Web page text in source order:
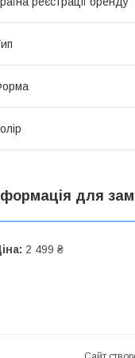
для
2 499 ₴